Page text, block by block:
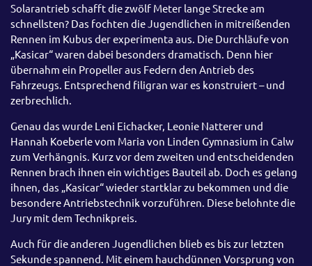
Solarantrieb schafft die zwölf Meter lange Strecke am
schnellsten? Das fochten die Jugendlichen in mitreißenden
Rennen im Kubus der experimenta aus. Die Durchläufe von
„Kasicar“ waren dabei besonders dramatisch. Denn hier
übernahm ein Propeller aus Federn den Antrieb des
Fahrzeugs. Entsprechend filigran war es konstruiert – und
zerbrechlich.
Genau das wurde Leni Eichacker, Leonie Natterer und
Hannah Koeberle vom Maria von Linden Gymnasium in Calw
zum Verhängnis. Kurz vor dem zweiten und entscheidenden
Rennen brach ihnen ein wichtiges Bauteil ab. Doch es gelang
ihnen, das „Kasicar“ wieder startklar zu bekommen und die
besondere Antriebstechnik vorzuführen. Diese belohnte die
Jury mit dem Technikpreis.
Auch für die anderen Jugendlichen blieb es bis zur letzten
Sekunde spannend. Mit einem hauchdünnen Vorsprung von